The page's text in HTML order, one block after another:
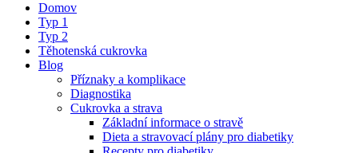
Domov
Typ 1
Typ 2
Těhotenská cukrovka
Blog
Příznaky a komplikace
Diagnostika
Cukrovka a strava
Základní informace o stravě
Dieta a stravovací plány pro diabetiky